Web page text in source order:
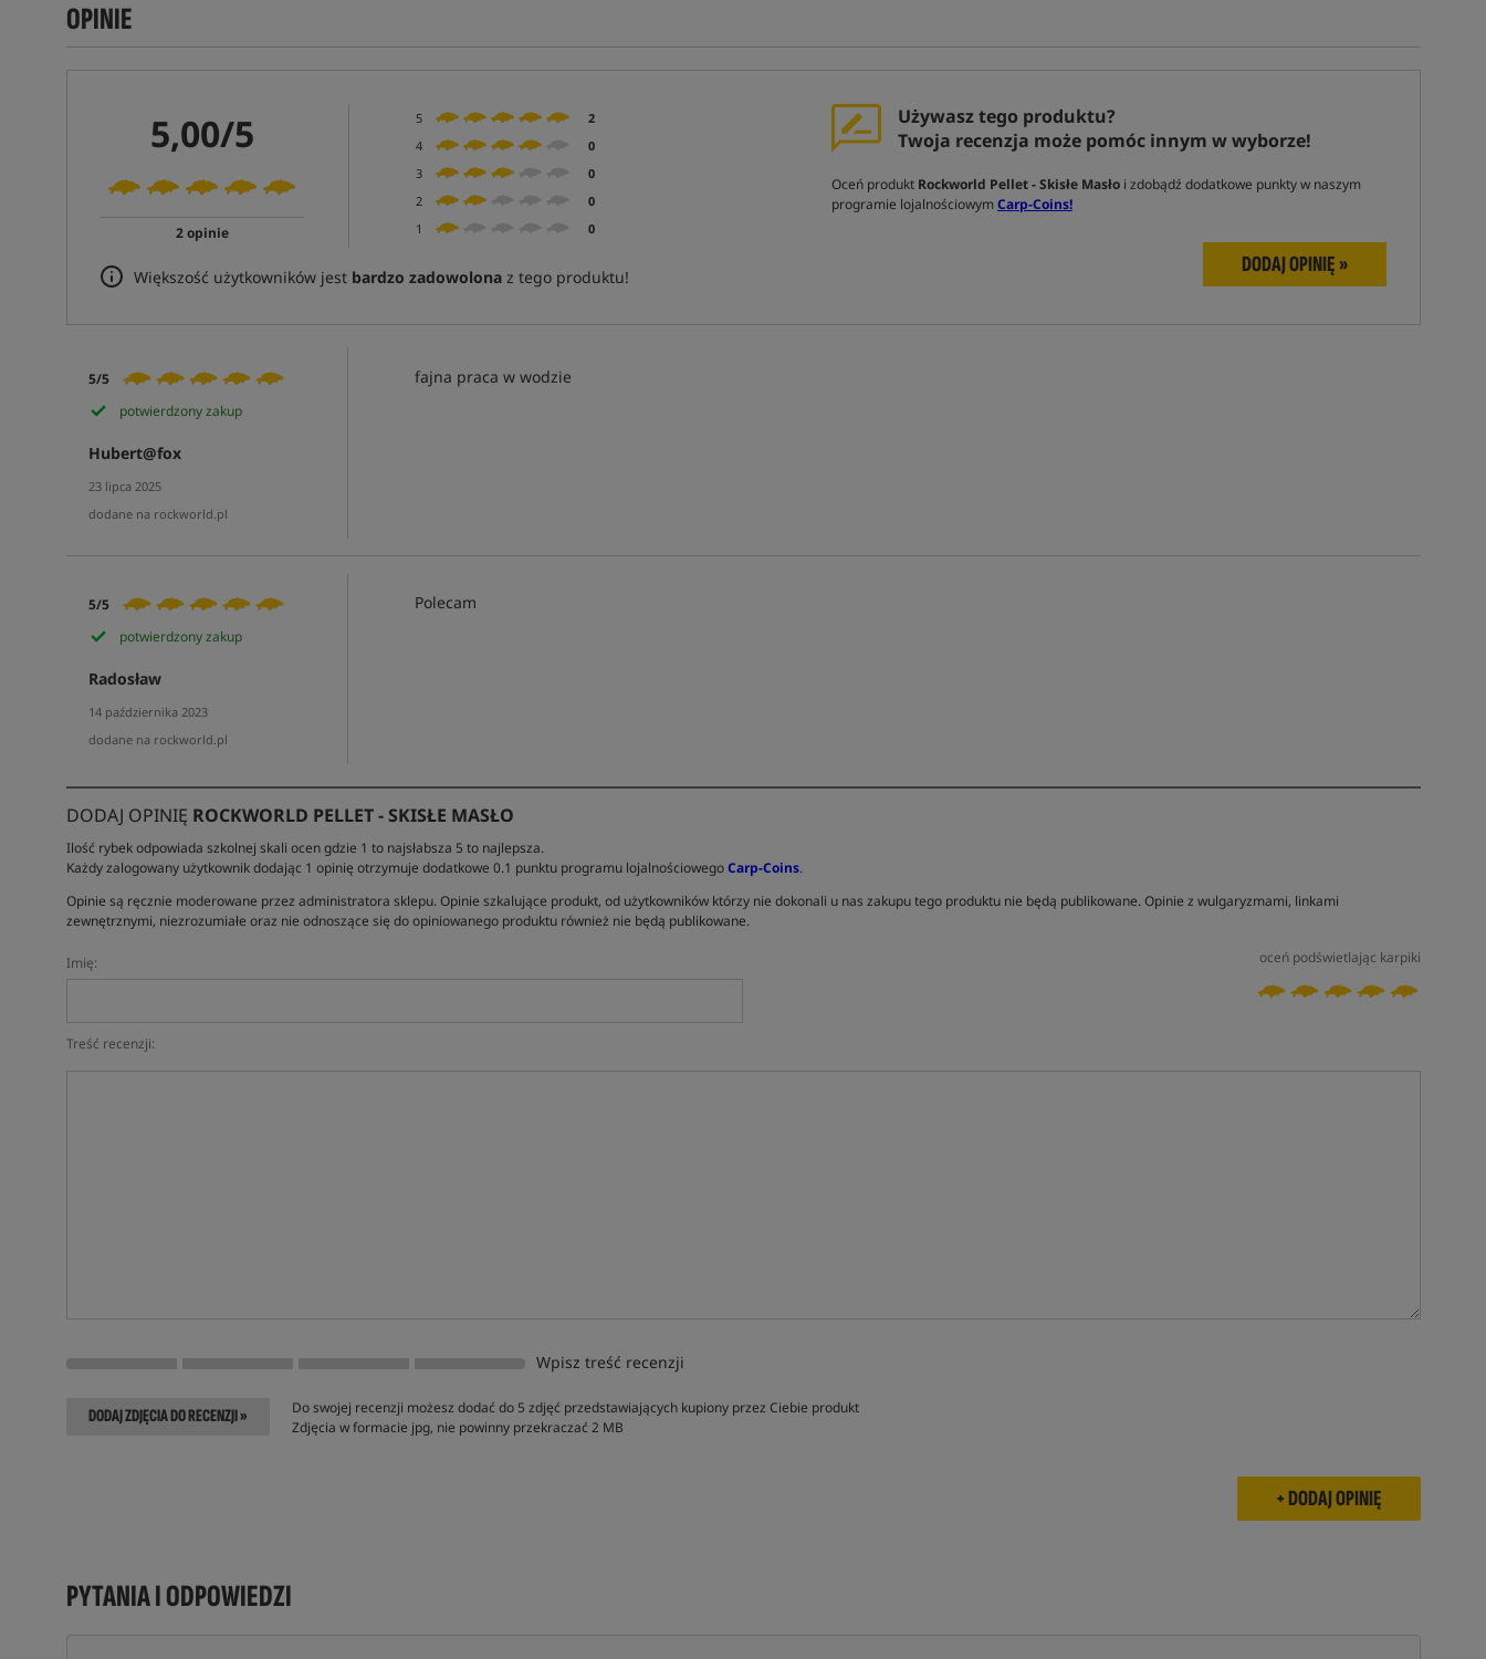
OPINIE
5,00/5
2 opinie
5
2
4
0
3
0
2
0
1
0
Większość użytkowników jest bardzo zadowolonaz tego produktu!
Używasz tego produktu?
Twoja recenzja może pomóc innym w wyborze!
Oceń produkt Rockworld Pellet - Skisłe Masło i zdobądź dodatkowe punkty w naszym
programie lojalnościowymCarp-Coins!
DODAJ OPINIĘ »
5/5
potwierdzony zakup
Hubert@fox
23 lipca 2025
dodane na rockworld.pl
fajna praca w wodzie
5/5
potwierdzony zakup
Radosław
14 października 2023
dodane na rockworld.pl
Polecam
DODAJ OPINIĘ ROCKWORLD PELLET - SKISŁE MASŁO
Ilość rybek odpowiada szkolnej skali ocen gdzie 1 to najsłabsza 5 to najlepsza.
Każdy zalogowany użytkownik dodając 1 opinię otrzymuje dodatkowe 0.1 punktu programu lojalnościowegoCarp-Coins.
Opinie są ręcznie moderowane przez administratora sklepu. Opinie szkalujące produkt, od użytkowników którzy nie dokonali u nas zakupu tego produktu nie będą publikowane. Opinie z wulgaryzmami, linkami
zewnętrznymi, niezrozumiałe oraz nie odnoszące się do opiniowanego produktu również nie będą publikowane.
oceń podświetlając karpiki
Imię:
Treść recenzji:
Wpisz treść recenzji
DODAJ ZDJĘCIA DO RECENZJI »
Do swojej recenzji możesz dodać do 5 zdjęć przedstawiających kupiony przez Ciebie produkt
Zdjęcia w formacie jpg, nie powinny przekraczać 2 MB
PYTANIA I ODPOWIEDZI